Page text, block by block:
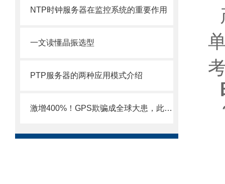
NTP时钟服务器在监控系统的重要作用
一文读懂晶振选型
PTP服务器的两种应用模式介绍
激增400%！GPS欺骗成全球大患，此题何解？